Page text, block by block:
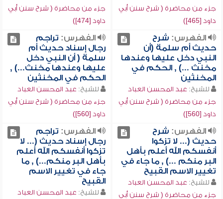
جزء من محاضرة ( شرح سنن أبي
داود [465])
جزء من محاضرة ( شرح سنن أبي
داود [474])
الفهرس: شرح
حديث أم سلمة (أن
النبي دخل عليها وعندها
مخنث ...) , الحكم في
المخنثين
للشيخ: عبد المحسن العباد
جزء من محاضرة ( شرح سنن أبي
داود [560])
الفهرس: تراجم
رجال إسناد حديث أم
سلمة ( أن النبي دخل
عليها وعندها مخنث...) ,
الحكم في المخنثين
للشيخ: عبد المحسن العباد
جزء من محاضرة ( شرح سنن أبي
داود [560])
الفهرس: شرح
حديث (... لا تزكوا
أنفسكم الله أعلم بأهل
البر منكم ...) , ما جاء في
تغيير الاسم القبيح
للشيخ: عبد المحسن العباد
جزء من محاضرة ( شرح سنن أبي
الفهرس: تراجم
رجال إسناد حديث (... لا
تزكوا أنفسكم الله أعلم
بأهل البر منكم...) , ما
جاء في تغيير الاسم
القبيح
للشيخ: عبد المحسن العباد